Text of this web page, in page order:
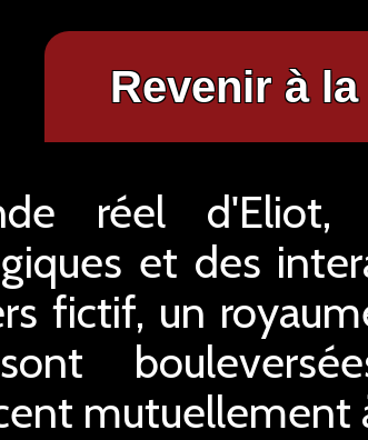
Revenir à
réel d'Eliot,
et des
fictif, un
mutuellement